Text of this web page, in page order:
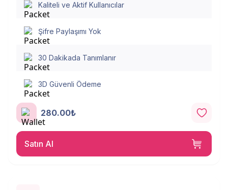
Kaliteli ve Aktif Kullanıcılar
Şifre Paylaşımı Yok
30 Dakikada Tanımlanır
3D Güvenli Ödeme
280.00₺
Satın Al